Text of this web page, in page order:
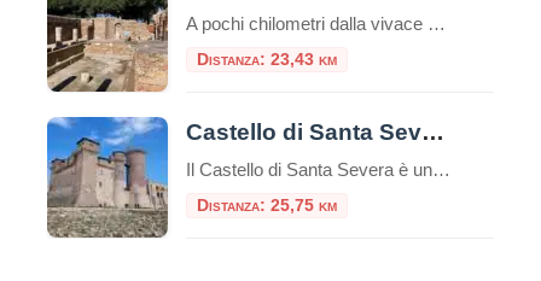
A pochi chilometri dalla vivace città portuale di Civitavecchia, su una verdeggiante collina che domina il Tirreno, sorge uno dei complessi termali romani più affascinanti e meglio conservati dell’Etruria meridionale: l’Area Archeologica delle Terme Taurine, conosciute anche come Terme di Traiano. Questo sito non è solo un complesso di antiche rovine, ma una vera e […]
Distanza: 23,43 km
Castello di Santa Severa
Il Castello di Santa Severa è un’imponente struttura situata lungo la costa tirrenica dell’Italia, nel comune di Santa Marinella, nella regione del Lazio. Questo castello medievale è noto per la sua posizione panoramica sul mare e la sua storia ricca di avvenimenti. Ecco alcuni punti salienti riguardo al Castello di Santa Severa: Il Castello deve […]
Distanza: 25,75 km